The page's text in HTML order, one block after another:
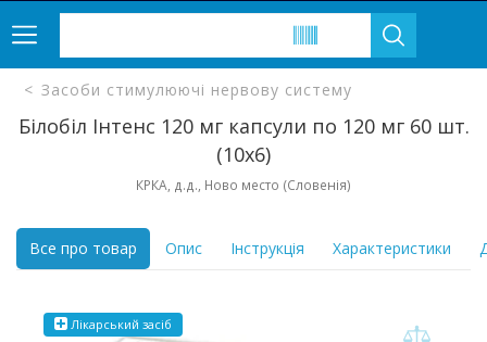
Засоби стимулюючі нервову систему
Білобіл Інтенс 120 мг капсули по 120 мг 60 шт.
(10х6)
КРКА, д.д., Ново место (Словенія)
Все про товар Опис Інструкція Характеристики
Лікарський засіб